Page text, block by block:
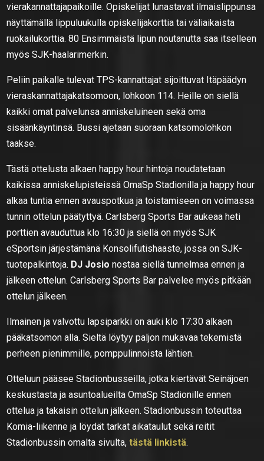
vierakannattajapaikoille. Opiskelijat lunastavat ilmaislippunsa
näyttämällä lippuluukulla opiskelijakorttia tai väliaikaista
ruokailukorttia. 80 Ensimmäistä lipun noutanutta saa itselleen
myös SJK-haalarimerkin.
Peliin paikalle tulevat TPS-kannattajat sijoittuvat Itäpäädyn
vieraskannattajakatsomoon, lohkoon 114. Heille on siellä
kaikki omat palvelunsa anniskeluineen sekä oma
sisäänkäyntinsä. Bussi ajetaan suoraan katsomolohkon
taakse.
Tästä ottelusta alkaen happy hour hintoja noudatetaan
kaikissa anniskelupisteissä OmaSp Stadionilla ja happy hour
alkaa tuntia ennen avauspotkua ja toistamiseen on voimassa
tunnin ottelun päätyttyä. Carlsberg Sports Bar aukeaa heti
porttien avauduttua klo 16:30 ja siellä on myös SJK
eSportsin järjestämänä Konsolifutishaaste, jossa on SJK-
tuotepalkintoja. DJ Josio nostaa siellä tunnelmaa ennen ja
jälkeen ottelun. Carlsberg Sports Bar palvelee myös pitkään
ottelun jälkeen.
Ilmainen ja valvottu lapsiparkki on auki klo 17:30 alkaen
pääkatsomon alla. Sieltä löytyy paljon mukavaa tekemistä
perheen pienimmille, pomppulinnoista lähtien.
Otteluun pääsee Stadionbusseilla, jotka kiertävät Seinäjoen
keskustasta ja asuntoalueilta OmaSp Stadionille ennen
ottelua ja takaisin ottelun jälkeen. Stadionbussin toteuttaa
Komia-liikenne ja löydät tarkat aikataulut sekä reitit
Stadionbussin omalta sivulta,tästä linkistä.